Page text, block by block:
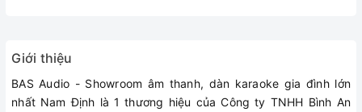
Hệ thống bảo vệ toàn diện:
thông minh để đảm bảo thiết bị an toàn trong mọi điều kiện
hoạt động.
Giới thiệu
BAS Audio - Showroom âm thanh, dàn karaoke gia đình lớn
nhất Nam Định là 1 thương hiệu của Công ty TNHH Bình An